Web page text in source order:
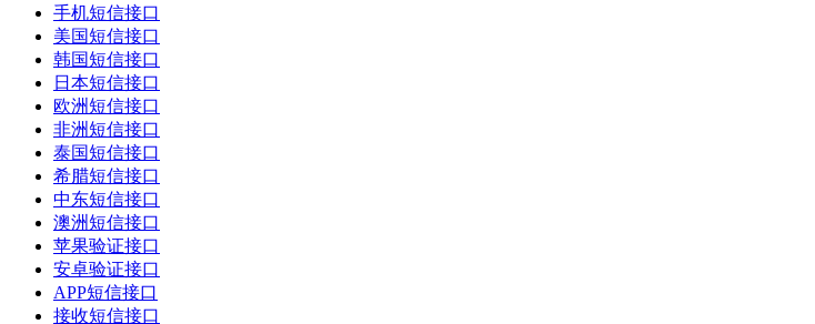
手机短信接口
美国短信接口
韩国短信接口
日本短信接口
欧洲短信接口
非洲短信接口
泰国短信接口
希腊短信接口
中东短信接口
澳洲短信接口
苹果验证接口
安卓验证接口
APP短信接口
接收短信接口